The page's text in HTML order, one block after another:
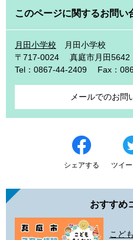
このページに関するお問い
月田小学校
月田小学校
〒717-0024
真庭市月田5642
Tel：0867-44-2409
Fax：
メールでのお問
シェアする ツイ
おすすめ
こど